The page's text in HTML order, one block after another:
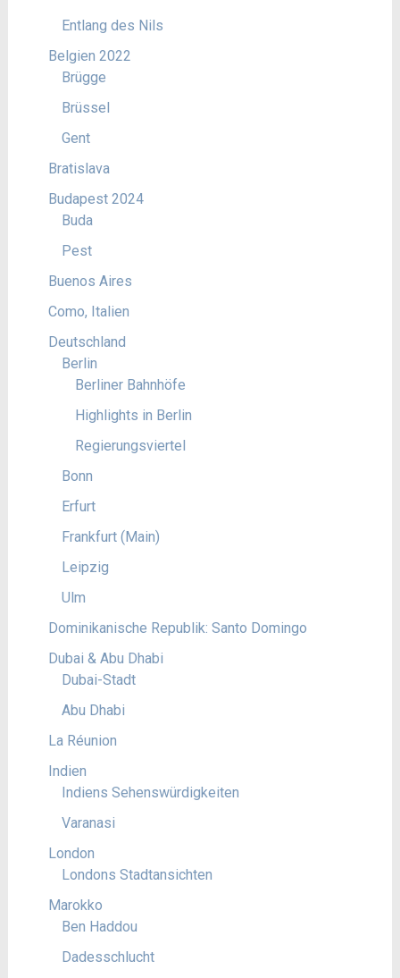
Entlang des Nils
Belgien 2022
Brügge
Brüssel
Gent
Bratislava
Budapest 2024
Buda
Pest
Buenos Aires
Como, Italien
Deutschland
Berlin
Berliner Bahnhöfe
Highlights in Berlin
Regierungsviertel
Bonn
Erfurt
Frankfurt (Main)
Leipzig
Ulm
Dominikanische Republik: Santo Domingo
Dubai & Abu Dhabi
Dubai-Stadt
Abu Dhabi
La Réunion
Indien
Indiens Sehenswürdigkeiten
Varanasi
London
Londons Stadtansichten
Marokko
Ben Haddou
Dadesschlucht